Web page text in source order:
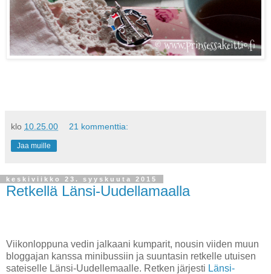
klo 10.25.00 21 kommenttia:
Jaa muille
keskiviikko 23. syyskuuta 2015
Retkellä Länsi-Uudellamaalla
Viikonloppuna vedin jalkaani kumparit, nousin viiden muun
bloggajan kanssa minibussiin ja suuntasin retkelle utuisen
sateiselle Länsi-Uudellemaalle. Retken järjesti Länsi-